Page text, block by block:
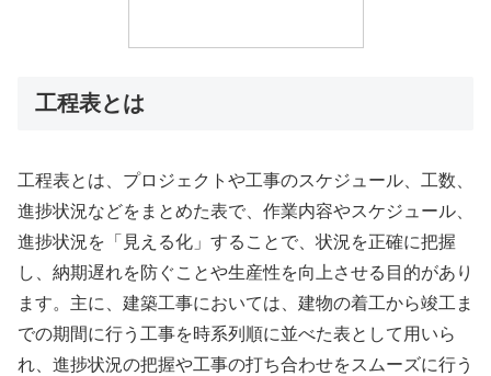
工程表とは
工程表とは、プロジェクトや工事のスケジュール、工数、
進捗状況などをまとめた表で、作業内容やスケジュール、
進捗状況を「見える化」することで、状況を正確に把握
し、納期遅れを防ぐことや生産性を向上させる目的があり
ます​​​​。主に、建築工事においては、建物の着工から竣工ま
での期間に行う工事を時系列順に並べた表として用いら
れ、進捗状況の把握や工事の打ち合わせをスムーズに行う